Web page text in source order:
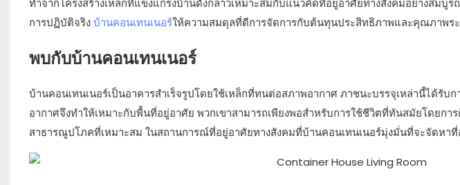
การปฏิบัติจริงบ้านคอนเทนเนอร์ให้ความสมดุลที่ดีการจัดการกับต้นทุนประสิทธิภาพและคุณภาพร
พบกับบ้านคอนเทนเนอร์
บ้านคอนเทนเนอร์เป็นอาคารสำเร็จรูปโดยใช้เหล็กที่ทนต่อสภาพอากาศ ภาชนะบรรจุเหล่านี้ได้รั
อากาศจึงทำให้เหมาะกับพื้นที่อยู่อาศัย พวกเขาสามารถเพียงพอสำหรับการใช้ชีวิตที่ทันสมัยโดยก
สาธารณูปโภคที่เหมาะสม ในสถานการณ์ที่อยู่อาศัยทางสังคมที่บ้านคอนเทนเนอร์มุ่งมั่นที่จะจัดหา